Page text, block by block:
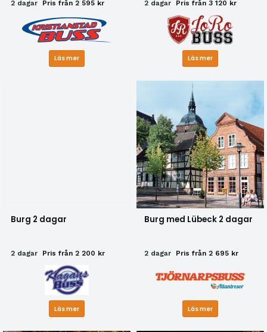
2 dagar Pris från 2 595 kr
Läs mer
2 dagar Pris från 3 120 kr
Läs mer
Burg 2 dagar
2 dagar Pris från 2 200 kr
Läs mer
Burg med Lübeck 2 dagar
2 dagar Pris från 2 695 kr
Läs mer